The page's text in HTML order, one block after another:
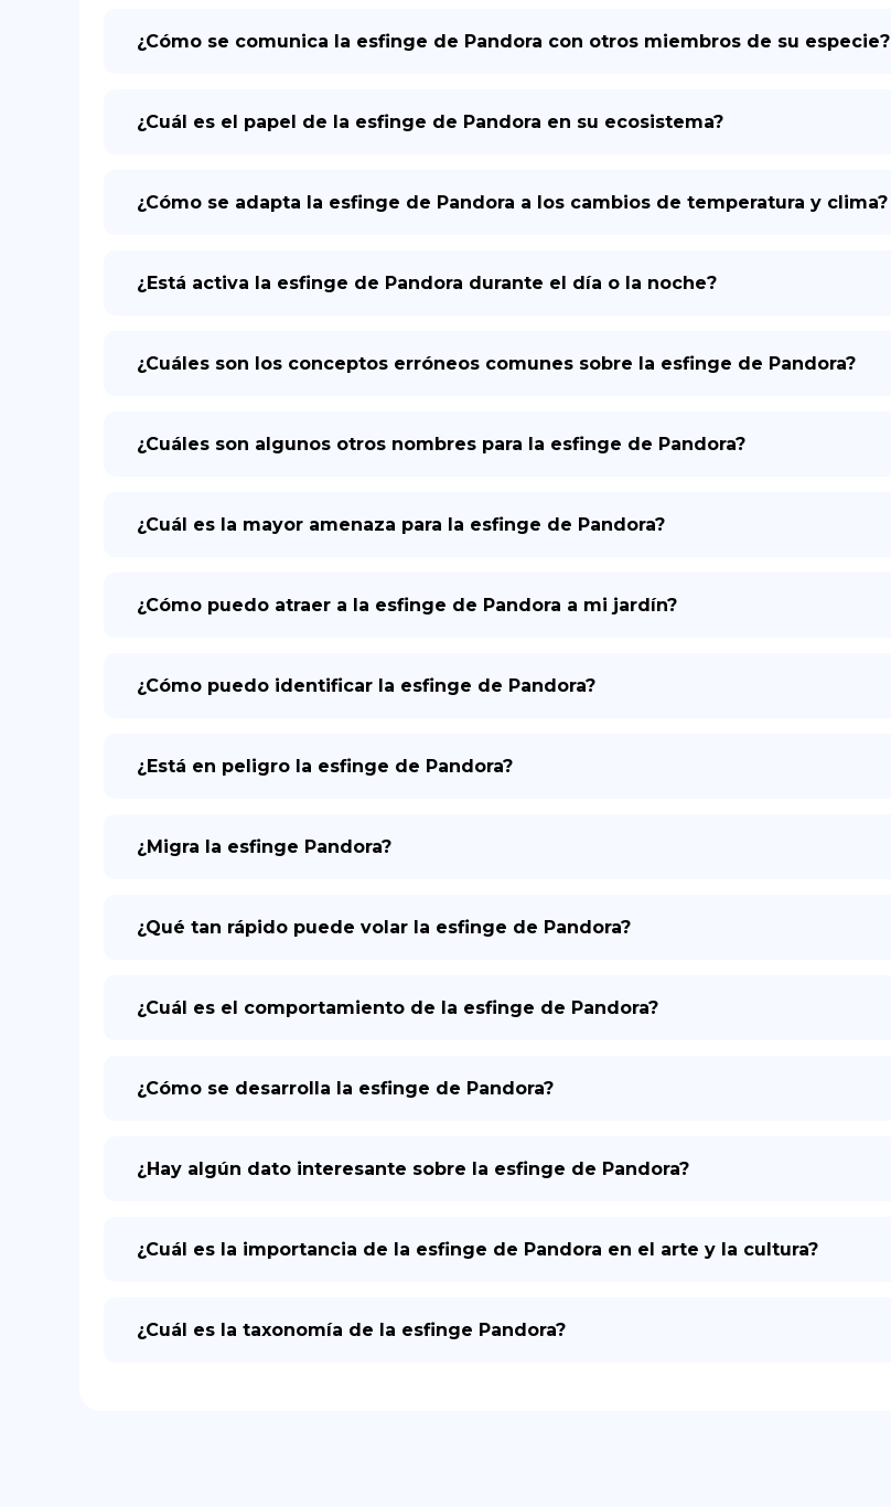
¿Cómo se comunica la esfinge de Pandora con otros miembros de su especie?
¿Cuál es el papel de la esfinge de Pandora en su ecosistema?
¿Cómo se adapta la esfinge de Pandora a los cambios de temperatura y clima?
¿Está activa la esfinge de Pandora durante el día o la noche?
¿Cuáles son los conceptos erróneos comunes sobre la esfinge de Pandora?
¿Cuáles son algunos otros nombres para la esfinge de Pandora?
¿Cuál es la mayor amenaza para la esfinge de Pandora?
¿Cómo puedo atraer a la esfinge de Pandora a mi jardín?
¿Cómo puedo identificar la esfinge de Pandora?
¿Está en peligro la esfinge de Pandora?
¿Migra la esfinge Pandora?
¿Qué tan rápido puede volar la esfinge de Pandora?
¿Cuál es el comportamiento de la esfinge de Pandora?
¿Cómo se desarrolla la esfinge de Pandora?
¿Hay algún dato interesante sobre la esfinge de Pandora?
¿Cuál es la importancia de la esfinge de Pandora en el arte y la cultura?
¿Cuál es la taxonomía de la esfinge Pandora?